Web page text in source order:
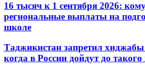
16 тысяч к 1 сентября 2026:
региональные выплаты на
школе
Таджикистан запретил
когда в России дойдут до